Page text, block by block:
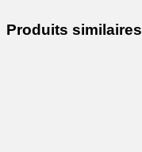
Produits similaires